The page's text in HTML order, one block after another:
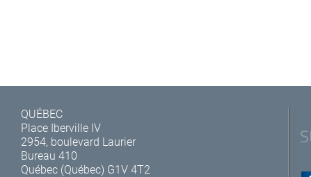
QUÉBEC
Place Iberville IV
2954, boulevard Laurier
Bureau 410
Québec (Québec) G1V 4T2